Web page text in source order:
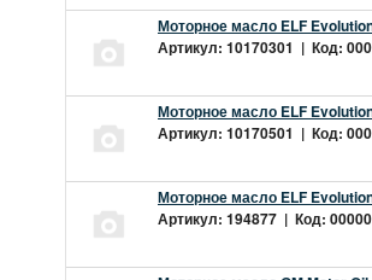
Моторное масло ELF
Артикул: 10170301 | Код:
Моторное масло ELF
Артикул: 10170501 | Код:
Моторное масло ELF
Артикул: 194877 | Код: